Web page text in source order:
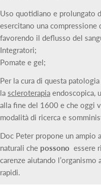
Uso quotidiano e prolungato
esercitano una
favorendo il deflusso del
Integratori;
Pomate e gel;
Per la cura di questa
la scleroterapia endoscopica,
alla fine del 1600 e che oggi
modalità di ricerca e
Doc Peter propone un ampio
naturali che possono essere
carenze aiutando
rapidi.